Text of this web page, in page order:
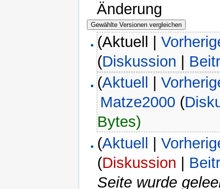
Änderung
(Aktuell |
(Diskussion
(Aktuell |
Matze2000 (
Bytes)
(Aktuell |
(Diskussion |
Seite wurde